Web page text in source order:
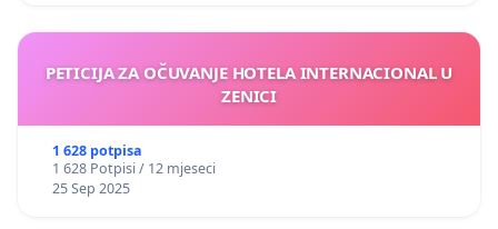
PETICIJA ZA OČUVANJE HOTELA INTERNACIONAL U
ZENICI
1 628 potpisa
1 628 Potpisi / 12 mjeseci
25 Sep 2025